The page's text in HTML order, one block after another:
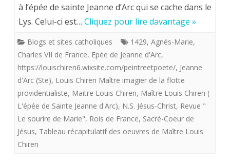
Maître
imagier
de
«
flotte
providentialiste”
offre
à l’épée de sainte Jeanne d’Arc qui se cache dans le
Lys. Celui-ci est… Cliquez pour lire davantage »
Blogs et sites catholiques 1429, Agnés-Marie,
Charles VII de France, Epée de Jeanne d'Arc,
https://louischiren6.wixsite.com/peintreetpoete/, Jeanne
d'Arc (Ste), Louis Chiren Maître imagier de la flotte
providentialiste, Maitre Louis Chiren, Maître Louis Chiren (
L'épée de Sainte Jeanne d'Arc), N.S. Jésus-Christ, Revue "
Le sourire de Marie", Rois de France, Sacré-Coeur de
Jésus, Tableau récapitulatif des oeuvres de Maître Louis
Chiren